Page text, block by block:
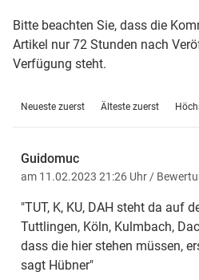
Bitte beachten Sie, dass die
Artikel nur 72 Stunden nach
Verfügung steht.
Neueste zuerst Älteste zuerst
Guidomuc
am 11.02.2023 21:26 Uhr /
"TUT, K, KU, DAH steht da auf
Tuttlingen, Köln, Kulmbach,
dass die hier stehen müssen,
sagt Hübner"